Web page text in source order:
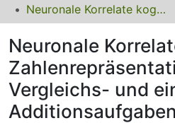
Statistiken
FAQ
Leitlinien
Zurück zur Startseite
Neuronale Korrelate kognitiver Zahlenrepräsentationen während Vergleichs- und einfacher Additionsaufgaben
Neuronale
Vergleichs- und
Additionsaufgaben